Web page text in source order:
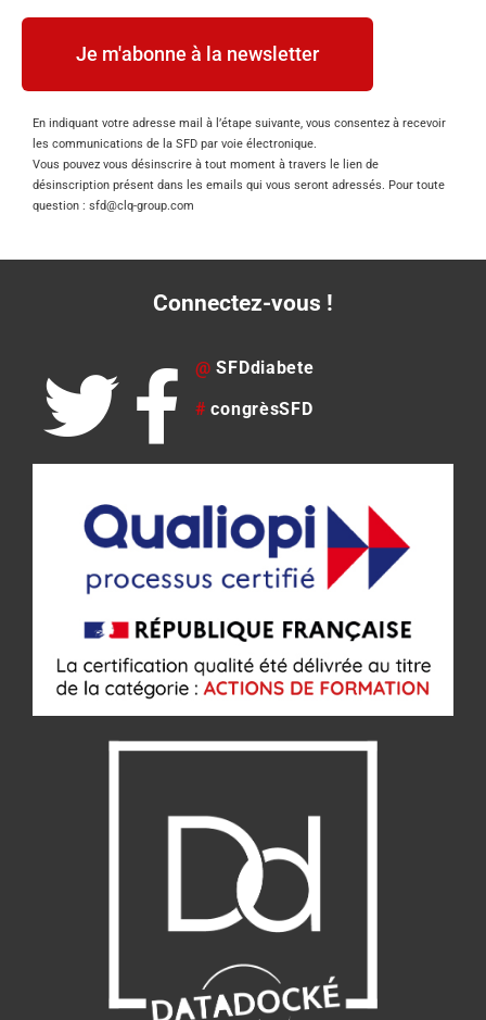
Je m'abonne à la newsletter
En indiquant votre adresse mail à l’étape suivante, vous consentez à recevoir
les communications de la SFD par voie électronique.
Vous pouvez vous désinscrire à tout moment à travers le lien de
désinscription présent dans les emails qui vous seront adressés. Pour toute
question : sfd@clq-group.com
Connectez-vous !
@ SFDdiabete
# congrèsSFD